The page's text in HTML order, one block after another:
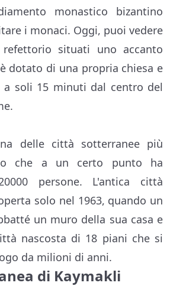
monastico bizantino
i monaci. Oggi, puoi vedere
situati uno accanto
dotato di una propria chiesa e
soli 15 minuti dal centro del
delle città sotterranee più
che a un certo punto ha
persone. L'antica città
solo nel 1963, quando un
un muro della sua casa e
nascosta di 18 piani che si
da milioni di anni.
di Kaymakli